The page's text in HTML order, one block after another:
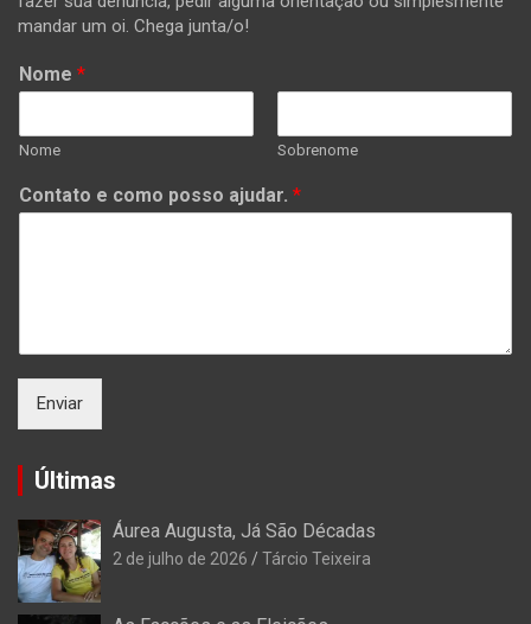
mandar um oi. Chega junta/o!
Nome *
Nome Sobrenome
Contato e como posso ajudar. *
Enviar
Últimas
Áurea Augusta, Já São Décadas
2 de julho de 2026 Tárcio Teixeira